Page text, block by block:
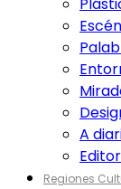
A
Regiones